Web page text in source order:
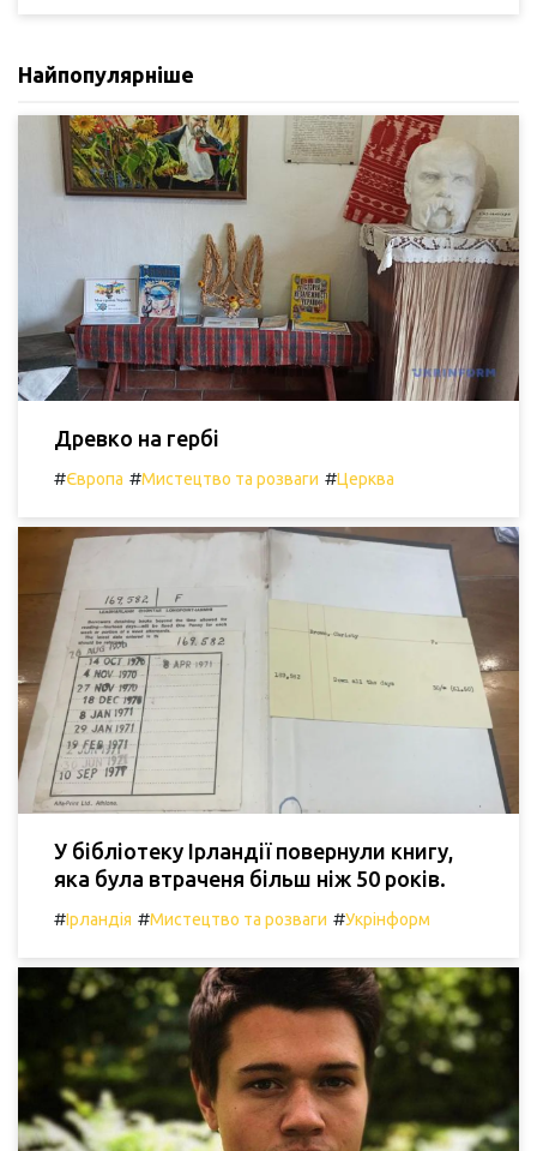
Найпопулярніше
Древко на гербі
#Європа #Мистецтво та розваги #Церква
У бібліотеку Ірландії повернули книгу,
яка була втраченя більш ніж 50 років.
#Ірландія #Мистецтво та розваги #Укрінформ